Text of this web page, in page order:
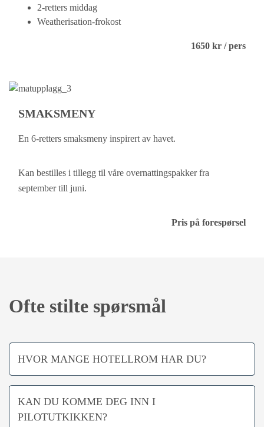
2-retters middag
Weatherisation-frokost
1650 kr / pers
SMAKSMENY
En 6-retters smaksmeny inspirert av havet.
Kan bestilles i tillegg til våre overnattingspakker fra
september till juni.
Pris på forespørsel
Ofte stilte spørsmål
HVOR MANGE HOTELLROM HAR DU?
KAN DU KOMME DEG INN I
PILOTUTKIKKEN?